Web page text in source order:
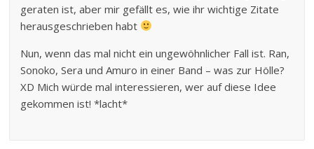
geraten ist, aber mir gefällt es, wie ihr wichtige Zitate
herausgeschrieben habt
Nun, wenn das mal nicht ein ungewöhnlicher Fall ist. Ran,
Sonoko, Sera und Amuro in einer Band – was zur Hölle?
XD Mich würde mal interessieren, wer auf diese Idee
gekommen ist! *lacht*